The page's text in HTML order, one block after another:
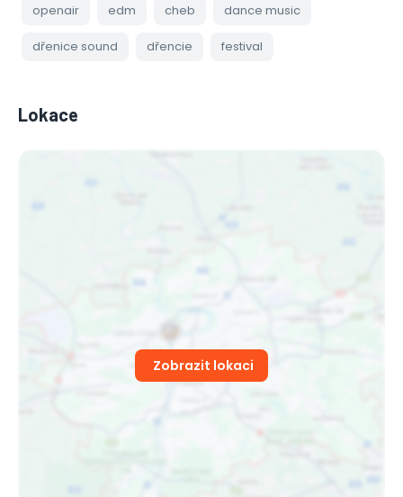
openair edm cheb dance music
dřenice sound dřencie festival
Lokace
Zobrazit lokaci